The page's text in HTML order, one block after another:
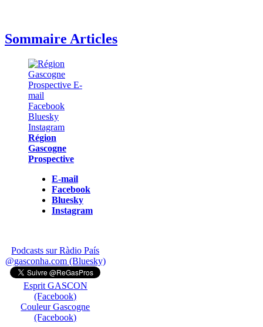
Sommaire Articles
Région
Gascogne
Prospective
E-mail
Facebook
Bluesky
Instagram
Podcasts sur Ràdio País
@gasconha.com (Bluesky)
Esprit GASCON
(Facebook)
Couleur Gascogne
(Facebook)